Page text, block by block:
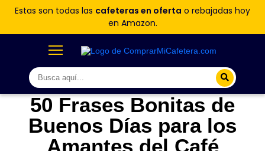
Estas son todas las cafeteras en oferta o rebajadas hoy
en Amazon.
50 Frases Bonitas de
Buenos Días para los
Amantes del Café